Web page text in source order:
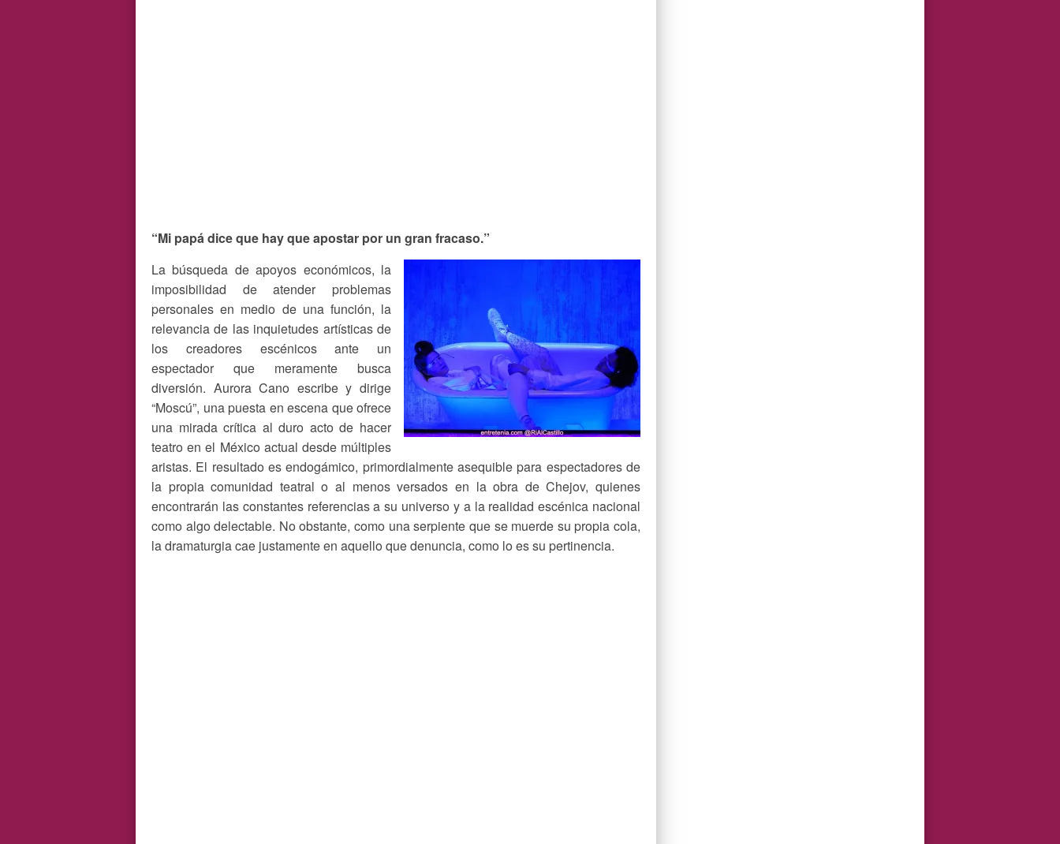
“Mi papá dice que hay que apostar por un gran fracaso.”
La búsqueda de apoyos económicos, la
imposibilidad de atender problemas
personales en medio de una función, la
relevancia de las inquietudes artísticas de
los creadores escénicos ante un
espectador que meramente busca
diversión. Aurora Cano escribe y dirige
“Moscú”, una puesta en escena que ofrece
una mirada crítica al duro acto de hacer
teatro en el México actual desde múltiples
aristas. El resultado es endogámico, primordialmente asequible para espectadores de
la propia comunidad teatral o al menos versados en la obra de Chejov, quienes
encontrarán las constantes referencias a su universo y a la realidad escénica nacional
como algo delectable. No obstante, como una serpiente que se muerde su propia cola,
la dramaturgia cae justamente en aquello que denuncia, como lo es su pertinencia.